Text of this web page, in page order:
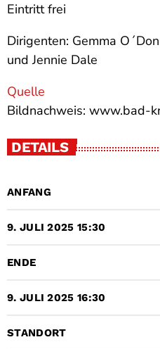
Eintritt frei
Dirigenten: Gemma
und Jennie Dale
Quelle
Bildnachweis: www.bad-
DETAILS
ANFANG
9. JULI 2025 15:30
ENDE
9. JULI 2025 16:30
STANDORT